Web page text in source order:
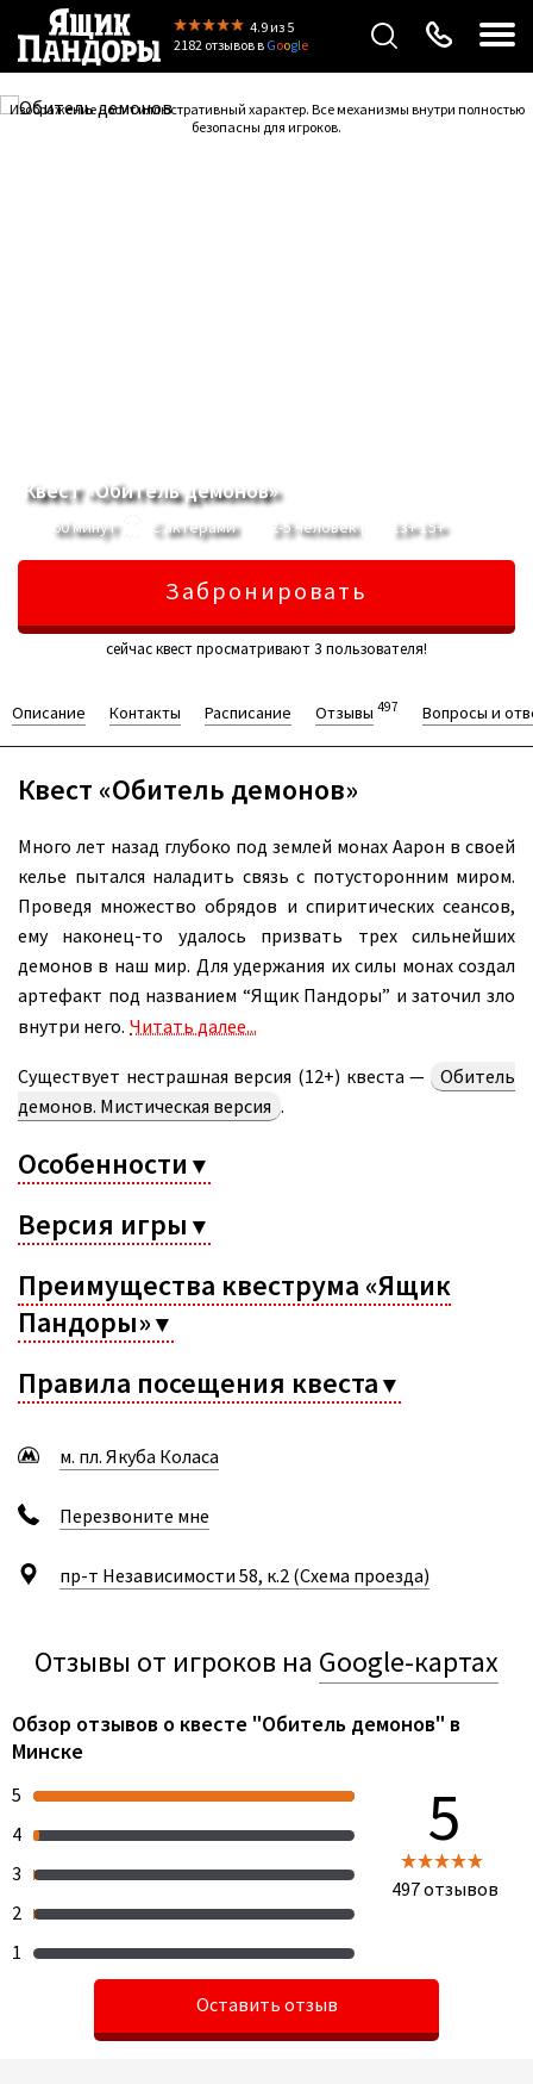
4.9из 5
2182 отзывовв Google
Квест «Обитель демонов»
60 минут С актерами 2-5 человек 13+ 15+
Изображение носит иллюстративный характер. Все механизмы внутри полностью
безопасны для игроков.
Забронировать
сейчас квест просматривают 3 пользователя!
Описание Контакты Расписание Отзывы 497 Вопросы и
Квест «Обитель демонов»
Много лет назад глубоко под землей монах Аарон в своей
келье пытался наладить связь с потусторонним миром.
Проведя множество обрядов и спиритических сеансов,
ему наконец-то удалось призвать трех сильнейших
демонов в наш мир. Для удержания их силы монах создал
артефакт под названием “Ящик Пандоры” и заточил зло
внутри него. Читать далее...
Существует нестрашная версия (12+) квеста —
Обитель
демонов. Мистическая версия .
Особенности ▼
Версия игры ▼
Преимущества квеструма «Ящик
Пандоры» ▼
Правила посещения квеста ▼
м. пл. Якуба Коласа
Перезвоните мне
пр-т Независимости 58, к.2 (Схема проезда)
Отзывы от игроков на Google-картах
Обзор отзывов о квесте "Обитель демонов" в
Минске
5
4
3
2
1
5
497отзывов
Оставить отзыв